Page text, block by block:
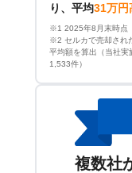
り、平均31万円
※1 2025年8月末時点
※2 セルカで売却され
平均額を算出（当社
1,533件）
複数社